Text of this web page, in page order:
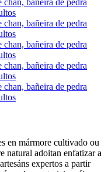
en mármore cultivado ou
natural adoitan enfatizar a
expertos a partir